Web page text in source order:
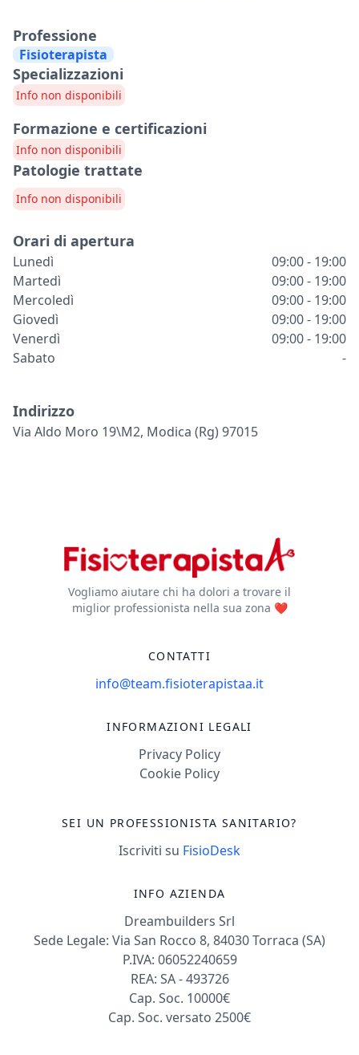
Professione
Fisioterapista
Specializzazioni
Info non disponibili
Formazione e certificazioni
Info non disponibili
Patologie trattate
Info non disponibili
Orari di apertura
Lunedì
09:00 - 19:00
Martedì
09:00 - 19:00
Mercoledì
09:00 - 19:00
Giovedì
09:00 - 19:00
Venerdì
09:00 - 19:00
Sabato
-
Indirizzo
Via Aldo Moro 19\m2, Modica (rg) 97015
Vogliamo aiutare chi ha dolori a trovare il
miglior professionista nella sua zona ❤️
CONTATTI
info@team.fisioterapistaa.it
INFORMAZIONI LEGALI
Privacy Policy
Cookie Policy
SEI UN PROFESSIONISTA SANITARIO?
Iscriviti su FisioDesk
INFO AZIENDA
Dreambuilders Srl
Sede Legale: Via San Rocco 8, 84030 Torraca (SA)
P.IVA: 06052240659
REA: SA - 493726
Cap. Soc. 10000€
Cap. Soc. versato 2500€